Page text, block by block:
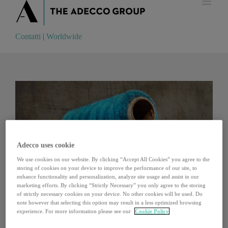
Contatti Worldwide
Contatti | Worldwide
L’economia circolare e la rivoluzione industriale del
Adecco uses cookie
We use cookies on our website. By clicking “Accept All Cookies” you agree to the
storing of cookies on your device to improve the performance of our site, to
enhance functionality and personalization, analyze site usage and assist in our
marketing efforts. By clicking “Strictly Necessary” you only agree to the storing
of strictly necessary cookies on your device. No other cookies will be used. Do
note however that selecting this option may result in a less optimized browsing
experience. For more information please see our
Cookie Policy